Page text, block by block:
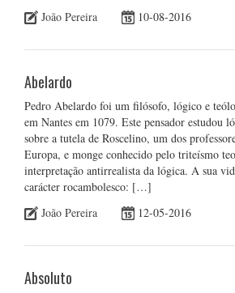
João Pereira
10-08-2016
Abelardo
Pedro Abelardo foi um filósofo, lógico e
em Nantes em 1079. Este pensador estudou
sobre a tutela de Roscelino, um dos
Europa, e monge conhecido pelo triteísmo
interpretação antirrealista da lógica. A sua
carácter rocambolesco: […]
João Pereira
12-05-2016
Absoluto